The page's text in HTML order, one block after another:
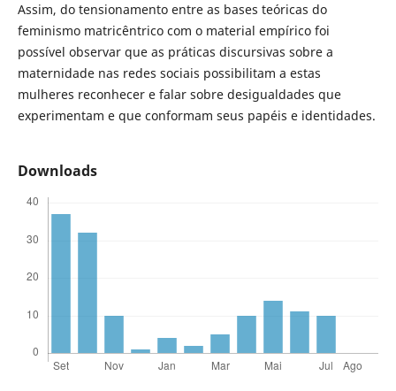
Assim, do tensionamento entre as bases teóricas do
feminismo matricêntrico com o material empírico foi
possível observar que as práticas discursivas sobre a
maternidade nas redes sociais possibilitam a estas
mulheres reconhecer e falar sobre desigualdades que
experimentam e que conformam seus papéis e identidades.
Downloads